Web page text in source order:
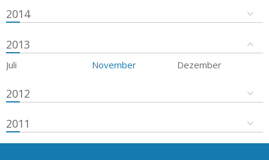
2014
2013
Juli November Dezember
2012
2011